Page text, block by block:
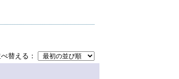
べ替える